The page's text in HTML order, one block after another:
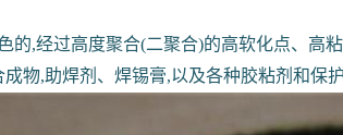
的,经过高度聚合(二聚合)的高软化点、高
物,助焊剂、焊锡膏,以及各种胶粘剂和保护